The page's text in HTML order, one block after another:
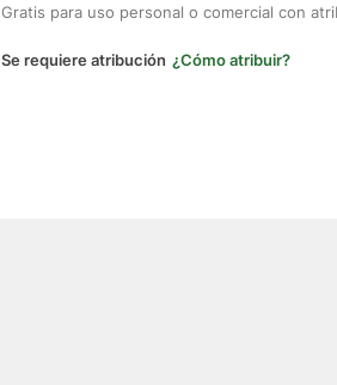
Gratis para uso personal o comercial con
Se requiere atribución ¿Cómo atribuir?